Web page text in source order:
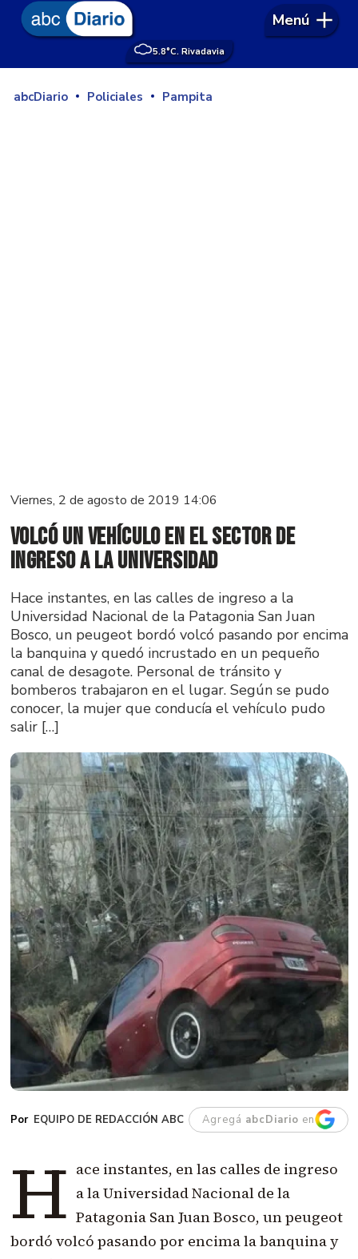
5.8°C. Rivadavia
Menú
abcDiario Policiales Pampita
Viernes, 2 de agosto de 2019 14:06
Volcó un vehículo en el sector de
ingreso a la Universidad
Hace instantes, en las calles de ingreso a la
Universidad Nacional de la Patagonia San Juan
Bosco, un peugeot bordó volcó pasando por encima
la banquina y quedó incrustado en un pequeño
canal de desagote. Personal de tránsito y
bomberos trabajaron en el lugar. Según se pudo
conocer, la mujer que conducía el vehículo pudo
salir […]
EQUIPO DE REDACCIÓN ABC Agregá abcDiario en
H ace instantes, en las calles de ingreso
a la Universidad Nacional de la
Patagonia San Juan Bosco, un peugeot
bordó volcó pasando por encima la banquina y